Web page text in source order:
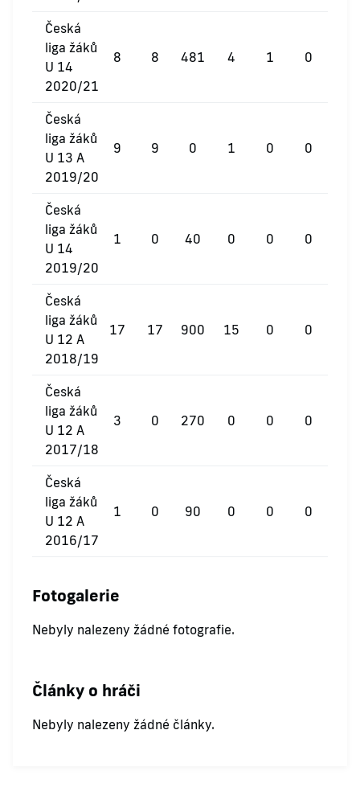
Česká
liga žáků
U 14
2020/21
8 8 481 4 1 0
Česká
liga žáků
U 13 A
2019/20
9 9 0 1 0 0
Česká
liga žáků
U 14
2019/20
1 0 40 0 0 0
Česká
liga žáků
U 12 A
2018/19
17 17 900 15 0 0
Česká
liga žáků
U 12 A
2017/18
3 0 270 0 0 0
Česká
liga žáků
U 12 A
2016/17
1 0 90 0 0 0
Fotogalerie
Nebyly nalezeny žádné fotografie.
Články o hráči
Nebyly nalezeny žádné články.